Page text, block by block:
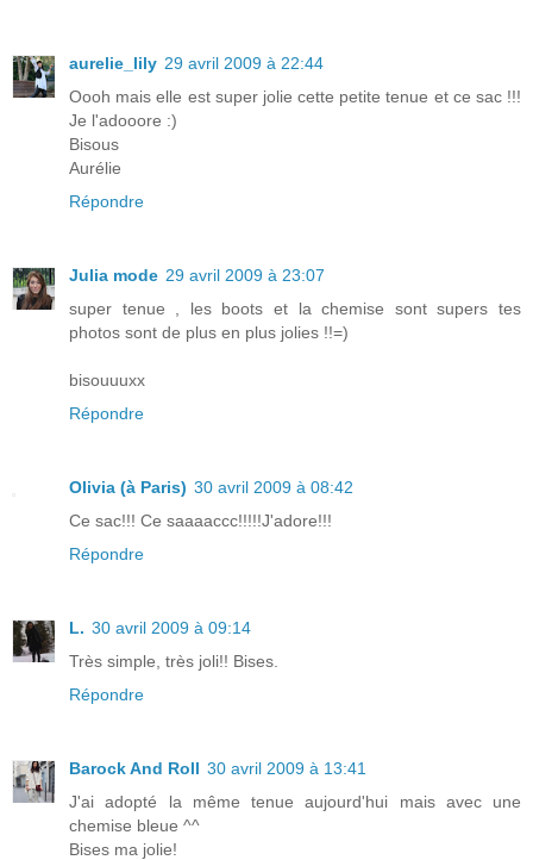
aurelie_lily 29 avril 2009 à 22:44
Oooh mais elle est super jolie cette petite tenue et ce sac !!!
Je l'adooore :)
Bisous
Aurélie
Répondre
Julia mode 29 avril 2009 à 23:07
super tenue , les boots et la chemise sont supers tes
photos sont de plus en plus jolies !!=)
bisouuuxx
Répondre
Olivia (à Paris) 30 avril 2009 à 08:42
Ce sac!!! Ce saaaaccc!!!!!J'adore!!!
Répondre
L. 30 avril 2009 à 09:14
Très simple, très joli!! Bises.
Répondre
Barock And Roll 30 avril 2009 à 13:41
J'ai adopté la même tenue aujourd'hui mais avec une
chemise bleue ^^
Bises ma jolie!